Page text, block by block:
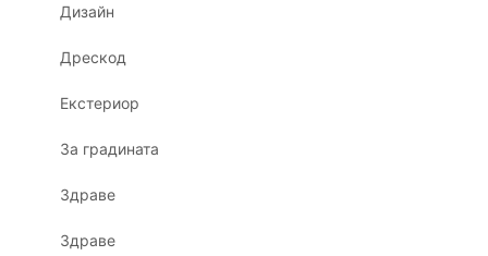
Дизайн
Дрескод
Екстериор
За градината
Здраве
Здраве